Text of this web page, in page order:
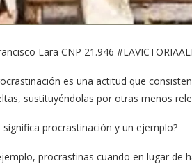
Lara CNP 21.946
es una actitud que
sustituyéndolas por otras menos
significa procrastinación y un ejemplo?
procrastinas cuando en lugar de